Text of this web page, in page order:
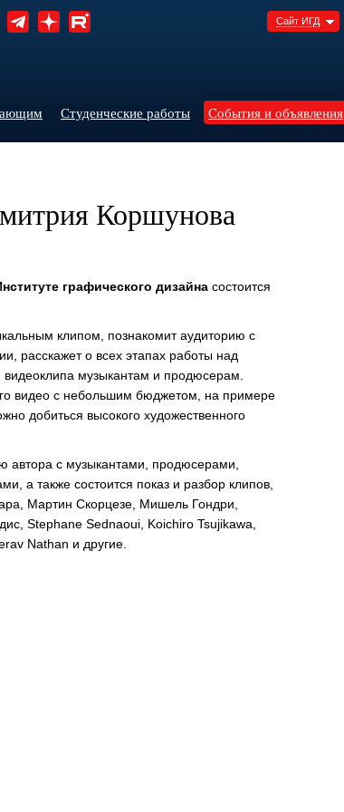
Сайт ИГД
Студенческие работы События и объявления
Коршунова
графического дизайна состоится
клипом, познакомит аудиторию с
расскажет о всех этапах работы над
музыкантам и продюсерам.
видео с небольшим бюджетом, на примере
добиться высокого художественного
автора с музыкантами, продюсерами,
а также состоится показ и разбор клипов,
Мартин Скорцезе, Мишель Гондри,
Stephane Sednaoui, Koichiro Tsujikawa,
Nathan и другие.